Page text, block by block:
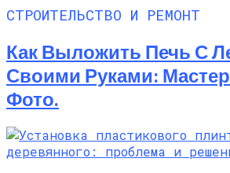
СТРОИТЕЛЬСТВО И РЕМОНТ
Как Выложить Печь С
Своими Руками:
Фото.